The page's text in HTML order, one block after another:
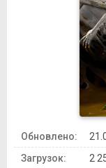
Обновлено:
Загрузок:
2